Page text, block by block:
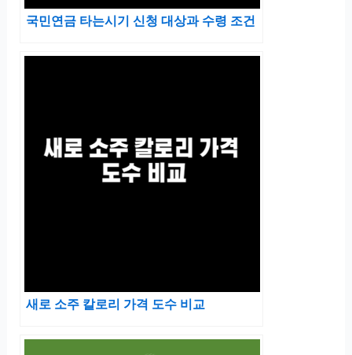
국민연금 타는시기 신청 대상과 수령 조건
새로 소주 칼로리 가격 도수 비교